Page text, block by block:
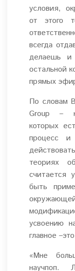
условия,
от этого
всегда
делаешь и
остальной
прямых
По словам
Group –
которых
процесс и
теориях
считается
быть
усвоению
главное
«Мне
научпоп.